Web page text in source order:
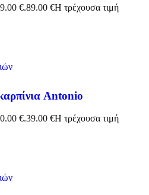
€.89.00 €Η τρέχουσα τιμή
Antonio
€.39.00 €Η τρέχουσα τιμή